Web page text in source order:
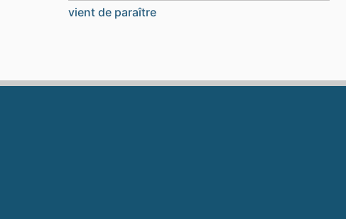
vient de paraître